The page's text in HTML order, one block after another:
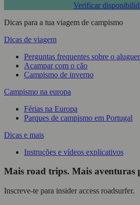
Verificar
Dicas para a tua viagem de campismo
Dicas de viagem
Perguntas frequentes sobre o
Acampar com o cão
Campismo de inverno
Campismo na europa
Férias na Europa
Parques de campismo em Portugal
Dicas e mais
Instruções e vídeos explicativos
Mais road trips. Mais aventuras
Inscreve-te para insider access roadsurfer.